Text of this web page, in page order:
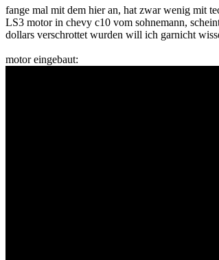
fange mal mit dem hier an, hat zwar wenig mit
LS3 motor in chevy c10 vom sohnemann,
dollars verschrottet wurden will ich garnicht
motor eingebaut: